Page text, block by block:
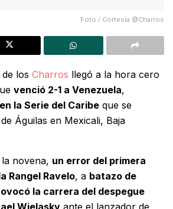
Foto / Cortesía @Charros
los Charros llegó a la hora cero
venció 2-1 a Venezuela,
la Serie del Caribe que se
Águilas en Mexicali, Baja
novena, un error del primera
Rangel Ravelo, a batazo de
la carrera del despegue
Wielasky ante el lanzador de